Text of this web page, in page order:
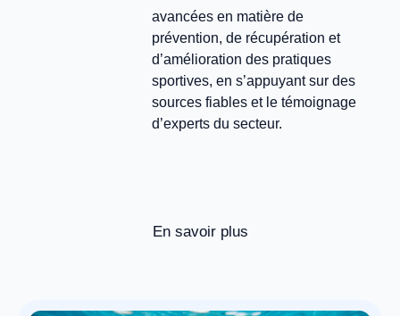
avancées en matière de
prévention, de récupération et
d’amélioration des pratiques
sportives, en s’appuyant sur des
sources fiables et le témoignage
d’experts du secteur.
En savoir plus